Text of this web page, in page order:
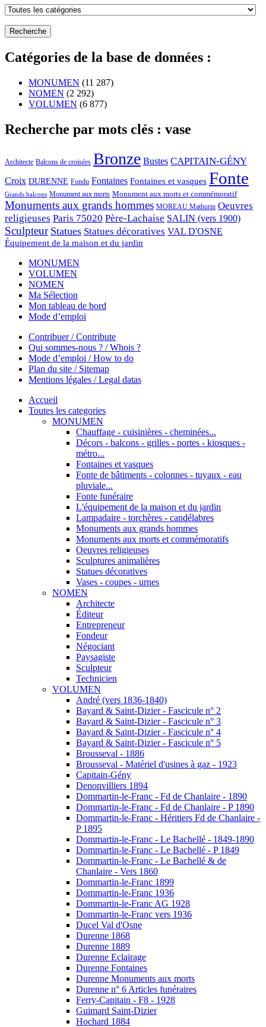
Catégories de la base de données :
MONUMEN (11 287)
NOMEN (2 292)
VOLUMEN (6 877)
Recherche par mots clés : vase
Architecte Balcons de croisées Bronze Bustes CAPITAIN-GÉNY
Croix DURENNE Fondu Fontaines Fontaines et vasques Fonte
Grands balcons Monument aux morts Monument aux morts et commémoratif
Monuments aux grands hommes MOREAU Mathurin Oeuvres
religieuses Paris 75020 Père-Lachaise SALIN (vers 1900)
Sculpteur Statues Statues décoratives VAL D'OSNE
Équipement de la maison et du jardin
MONUMEN
VOLUMEN
NOMEN
Ma Sélection
Mon tableau de bord
Mode d’emploi
Contribuer / Contribute
Qui sommes-nous ? / Whois ?
Mode d’emploi / How to do
Plan du site / Sitemap
Mentions légales / Legal datas
Accueil
Toutes les categories
MONUMEN
Chauffage - cuisinières - cheminées...
Décors - balcons - grilles - portes - kiosques -
métro...
Fontaines et vasques
Fonte de bâtiments - colonnes - tuyaux - eau
pluviale...
Fonte funéraire
L'équipement de la maison et du jardin
Lampadaire - torchères - candélabres
Monuments aux grands hommes
Monuments aux morts et commémoratifs
Oeuvres religieuses
Sculptures animalières
Statues décoratives
Vases - coupes - urnes
NOMEN
Architecte
Éditeur
Entrepreneur
Fondeur
Négociant
Paysagiste
Sculpteur
Technicien
VOLUMEN
André (vers 1836-1840)
Bayard & Saint-Dizier - Fascicule n° 2
Bayard & Saint-Dizier - Fascicule n° 3
Bayard & Saint-Dizier - Fascicule n° 4
Bayard & Saint-Dizier - Fascicule n° 5
Brousseval - 1886
Brousseval - Matériel d'usines à gaz - 1923
Capitain-Gény
Denonvilliers 1894
Dommartin-le-Franc - Fd de Chanlaire - 1890
Dommartin-le-Franc - Fd de Chanlaire - P 1890
Dommartin-le-Franc - Héritiers Fd de Chanlaire -
P 1895
Dommartin-le-Franc - Le Bachellé - 1849-1890
Dommartin-le-Franc - Le Bachellé - P 1849
Dommartin-le-Franc - Le Bachellé & de
Chanlaire - Vers 1860
Dommartin-le-Franc 1899
Dommartin-le-Franc 1936
Dommartin-le-Franc AG 1928
Dommartin-le-Franc vers 1936
Ducel Val d'Osne
Durenne 1868
Durenne 1889
Durenne Eclairage
Durenne Fontaines
Durenne Monuments aux morts
Durenne n° 6 Articles funéraires
Ferry-Capitain - F8 - 1928
Guimard Saint-Dizier
Hochard 1884